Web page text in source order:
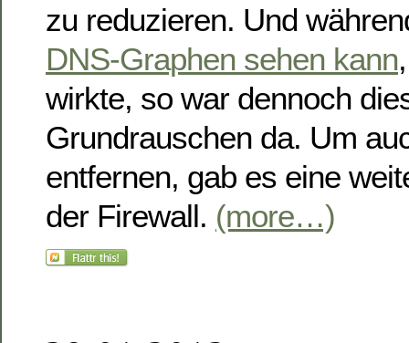
zu reduzieren. Und
DNS-Graphen sehen kann
wirkte, so war dennoch
Grundrauschen da. Um
entfernen, gab es eine
der Firewall. (more…)